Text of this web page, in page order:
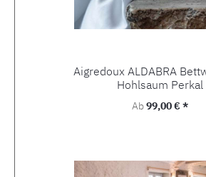
Aigredoux ALDABRA
Hohlsaum Perkal
Regulärer Preis:
Ab99,00 € *